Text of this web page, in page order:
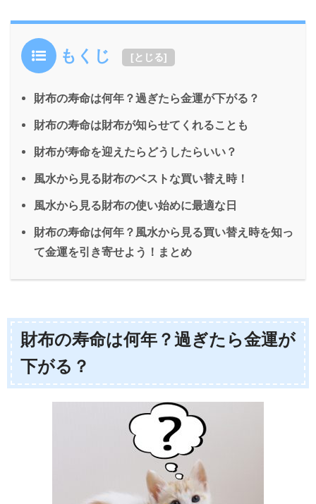
もくじ [とじる]
財布の寿命は何年？過ぎたら金運が下がる？
財布の寿命は財布が知らせてくれることも
財布が寿命を迎えたらどうしたらいい？
風水から見る財布のベストな買い替え時！
風水から見る財布の使い始めに最適な日
財布の寿命は何年？風水から見る買い替え時を知っ
て金運を引き寄せよう！まとめ
財布の寿命は何年？過ぎたら金運が
下がる？